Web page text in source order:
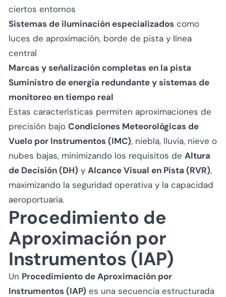
ciertos entornos
Sistemas de iluminación especializados como
luces de aproximación, borde de pista y línea
central
Marcas y señalización completas en la pista
Suministro de energía redundante y sistemas de
monitoreo en tiempo real
Estas características permiten aproximaciones de
precisión bajo Condiciones Meteorológicas de
Vuelo por Instrumentos (IMC), niebla, lluvia, nieve o
nubes bajas, minimizando los requisitos de Altura
de Decisión (DH) y Alcance Visual en Pista (RVR),
maximizando la seguridad operativa y la capacidad
aeroportuaria.
Procedimiento de
Aproximación por
Instrumentos (IAP)
Un Procedimiento de Aproximación por
Instrumentos (IAP) es una secuencia estructurada